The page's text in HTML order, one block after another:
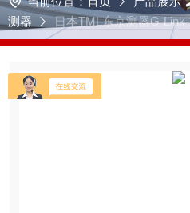
测器
日本TML东京测器G-